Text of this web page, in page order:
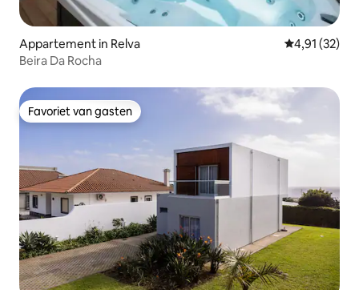
Appartement in Relva Gemiddelde
4,91 (32)
Beira Da Rocha
Favoriet van gasten
Favoriet van gasten